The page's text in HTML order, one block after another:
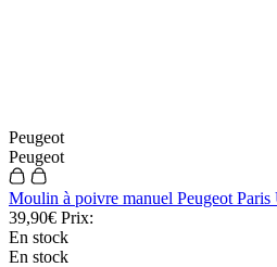
Peugeot
Peugeot
Moulin à poivre manuel Peugeot
39,90€ Prix:
En stock
En stock